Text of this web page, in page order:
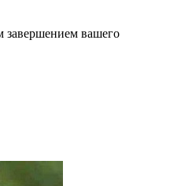
завершением вашего